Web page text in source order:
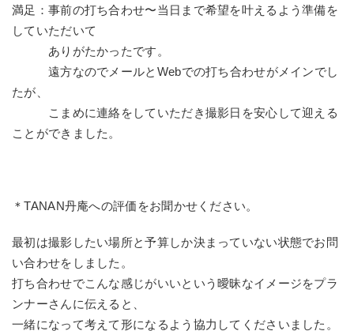
満足：事前の打ち合わせ〜当日まで希望を叶えるよう準備を
していただいて
ありがたかったです。
遠方なのでメールとWebでの打ち合わせがメインでし
たが、
こまめに連絡をしていただき撮影日を安心して迎える
ことができました。
＊TANAN丹庵への評価をお聞かせください。
最初は撮影したい場所と予算しか決まっていない状態でお問
い合わせをしました。
打ち合わせでこんな感じがいいという曖昧なイメージをプラ
ンナーさんに伝えると、
一緒になって考えて形になるよう協力してくださいました。